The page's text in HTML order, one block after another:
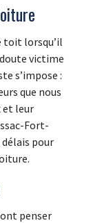
toit lorsqu’il
victime
s’impose :
que nous
et leur
Fort-
délais pour
penser